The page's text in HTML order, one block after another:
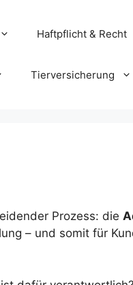
Haftpflicht & Recht
Tierversicherung
Prozess: die
– und somit für